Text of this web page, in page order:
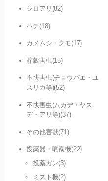
シロアリ(82)
ハチ(18)
カメムシ・クモ(17)
貯穀害虫(15)
不快害虫(チョウバエ・ユ
スリカ等)(52)
不快害虫(ムカデ・ヤス
デ・アリ等)(37)
その他害獣(71)
投薬器・噴霧機(22)
投薬ガン(3)
ミスト機(2)